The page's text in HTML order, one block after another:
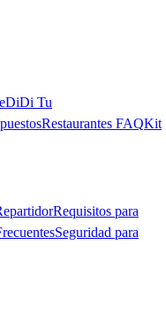
DiDi Tu
Restaurantes FAQKit
Requisitos para
Seguridad para